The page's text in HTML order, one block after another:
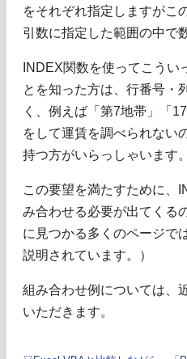
をそれぞれ指定しますがこ
引数に指定した範囲の中で
INDEX関数を使ってこうい
とを知った方は、行番号・
く、例えば「第7地帯」「
をして運賃を調べられない
持つ方がいらっしゃいます。
この要望を満たすために、
み合わせる必要が出てくる
に見つかる多くのページで
説明されています。）
組み合わせ例については、
いただきます。